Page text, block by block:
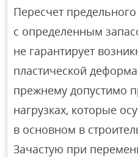
Пересчет
с определенным
не гарантирует
пластической
прежнему допустимо
нагрузках, которые
в основном в
Зачастую при